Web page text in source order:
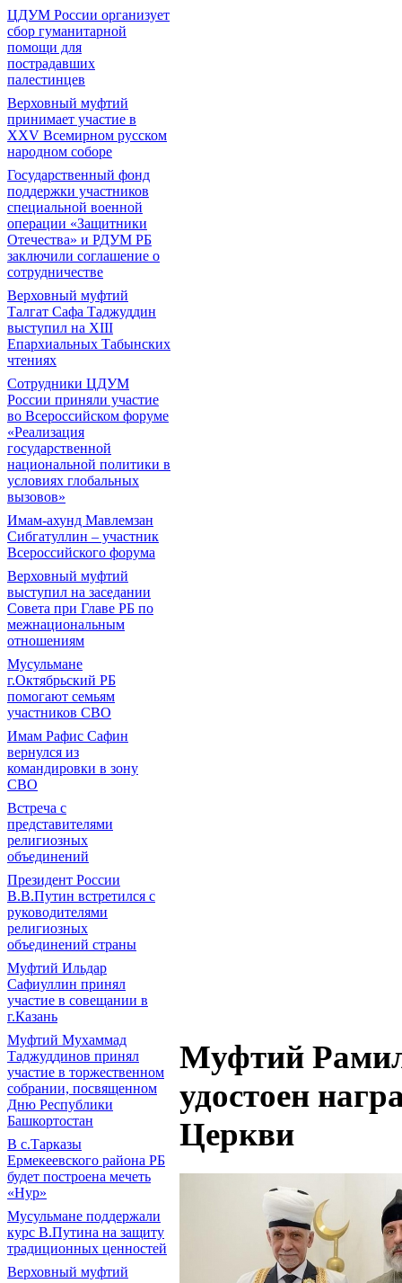
ЦДУМ России организует
сбор гуманитарной
помощи для
пострадавших
палестинцев
Верховный муфтий
принимает участие в
XXV Всемирном русском
народном соборе
Государственный фонд
поддержки участников
специальной военной
операции «Защитники
Отечества» и РДУМ РБ
заключили соглашение о
сотрудничестве
Верховный муфтий
Талгат Сафа Таджуддин
выступил на ХIII
Епархиальных Табынских
чтениях
Сотрудники ЦДУМ
России приняли участие
во Всероссийском форуме
«Реализация
государственной
национальной политики в
условиях глобальных
вызовов»
Имам-ахунд Мавлемзан
Сибгатуллин – участник
Всероссийского форума
Верховный муфтий
выступил на заседании
Совета при Главе РБ по
межнациональным
отношениям
Мусульмане
г.Октябрьский РБ
помогают семьям
участников СВО
Имам Рафис Сафин
вернулся из
командировки в зону
СВО
Встреча с
представителями
религиозных
объединений
Президент России
В.В.Путин встретился с
руководителями
религиозных
объединений страны
Муфтий Ильдар
Сафиуллин принял
участие в совещании в
г.Казань
Муфтий Мухаммад
Таджуддинов принял
участие в торжественном
собрании, посвященном
Дню Республики
Башкортостан
В с.Тарказы
Ермекеевского района РБ
будет построена мечеть
«Нур»
Мусульмане поддержали
курс В.Путина на защиту
традиционных ценностей
Верховный муфтий
Муфтий
удостоен
Церкви